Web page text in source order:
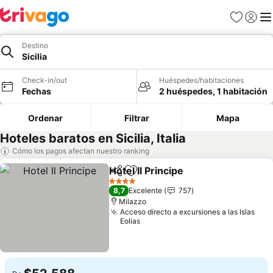
Favoritos
Iniciar
Destino
Sicilia
Check-in/out
Fechas
Huéspedes/habitaciones
2 huéspedes, 1 habitación
Ordenar Filtrar Mapa
Hoteles baratos en Sicilia, Italia
Cómo los pagos afectan nuestro ranking
CompartirAgregar a favoritos
Hotel Il Principe
4 Estrellas
8,7 Excelente
757
Milazzo
Acceso directo a excursiones a las Islas
Eolias